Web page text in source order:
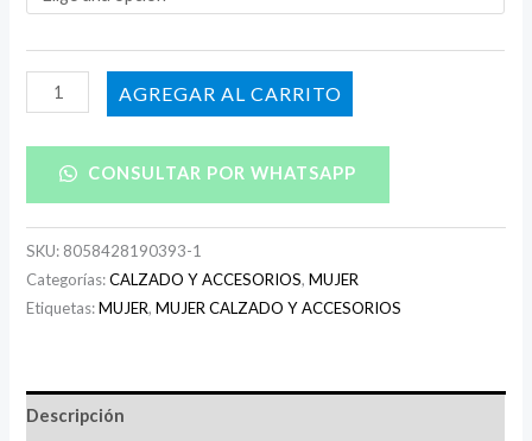
AÑADIR AL CARRITO
CONSULTAR POR WHATSAPP
SKU: 8058428190393-1
Categorías:CALZADO Y ACCESORIOS,MUJER
Etiquetas:MUJER,MUJER CALZADO Y ACCESORIOS
Descripción